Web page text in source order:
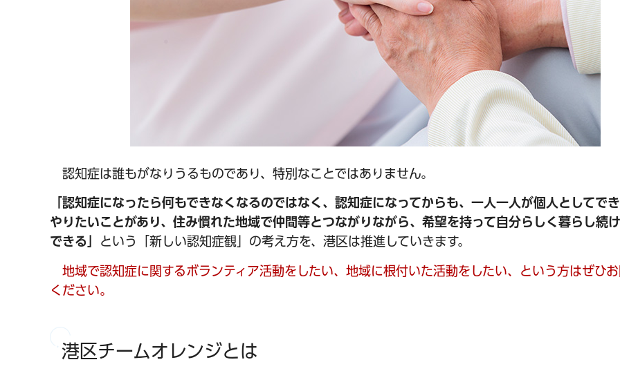
認知症は誰もがなりうるものであり、特別なことではありません。
「認知症になったら何もできなくなるのではなく、認知症になってからも、一人一人が個人としてで
やりたいことがあり、住み慣れた地域で仲間等とつながりながら、希望を持って自分らしく暮らし続
できる」
という「新しい認知症観」の考え方を、港区は推進していきます。
地域で認知症に関するボランティア活動をしたい、地域に根付いた活動をしたい、という方はぜひ
ください。
港区チームオレンジとは